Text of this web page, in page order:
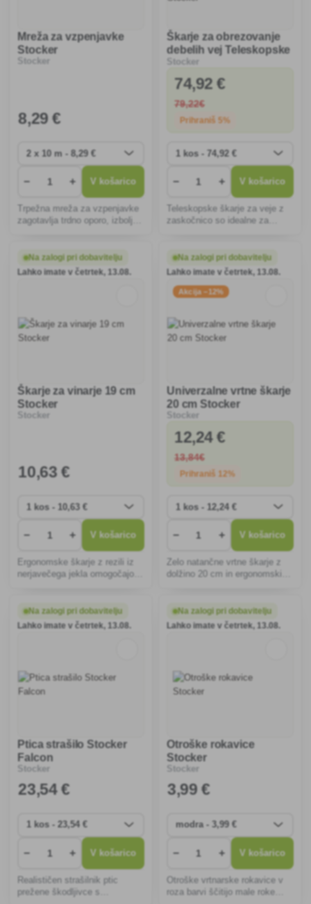
Mreža za vzpenjavke
Stocker
Stocker
8,29 €
− + V košarico
Trpežna mreža za vzpenjavke
zagotavlja trdno oporo, izboljša
zagotavlja bogat in zdrav
pridelek na vrtu.
Škarje za obrezovanje
debelih vej Teleskopske
z zaskočnico 75 100 cm
Stocker
Stocker
74,92 €
79,22€
Prihraniš 5%
− + V košarico
Teleskopske škarje za veje z
zaskočnico so idealne za
konstrukcija zagotavljajo
udobje in učinkovitost pri
Na zalogi pri dobavitelju
Lahko imate v četrtek, 13.08.
Škarje za vinarje 19 cm
Stocker
Stocker
10,63 €
− + V košarico
Ergonomske škarje z rezili iz
nerjavečega jekla omogočajo
vrtnarje, saj zmanjšujejo
utrujenost rok in zagotavljajo
Na zalogi pri dobavitelju
Lahko imate v četrtek, 13.08.
Akcija −12%
Univerzalne vrtne škarje
20 cm Stocker
Stocker
12,24 €
13,84€
Prihraniš 12%
− + V košarico
Zelo natančne vrtne škarje z
dolžino 20 cm in ergonomskimi
trdih vej ter spodbujajo zdravo
rast vaših rastlin.
Na zalogi pri dobavitelju
Lahko imate v četrtek, 13.08.
Ptica strašilo Stocker
Falcon
Stocker
23,54 €
− + V košarico
Realističen strašilnik ptic
prežene škodljivce s
Na zalogi pri dobavitelju
Lahko imate v četrtek, 13.08.
Otroške rokavice
Stocker
Stocker
3,99 €
− + V košarico
Otroške vrtnarske rokavice v
roza barvi ščitijo male roke